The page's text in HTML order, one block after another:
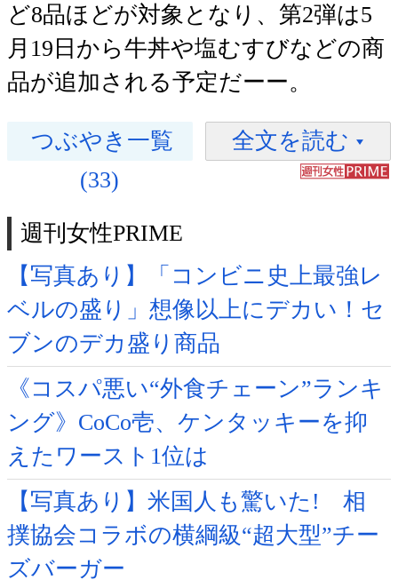
ど8品ほどが対象となり、第2弾は5
月19日から牛丼や塩むすびなどの商
品が追加される予定だーー。
つぶやき一覧
(33)
全文を読む
週刊女性PRIME
【写真あり】「コンビニ史上最強レ
ベルの盛り」想像以上にデカい！セ
ブンのデカ盛り商品
《コスパ悪い“外食チェーン”ランキ
ング》CoCo壱、ケンタッキーを抑
えたワースト1位は
【写真あり】米国人も驚いた! 相
撲協会コラボの横綱級“超大型”チー
ズバーガー